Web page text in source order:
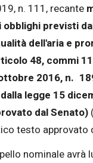
n. 111, recante
previsti
dell'aria e
48, commi
2016, n.
legge 15
dal Senato)
testo approvato
nominale avrà